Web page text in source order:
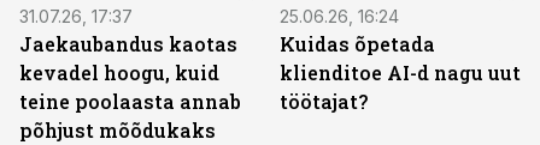
31.07.26, 17:37
Jaekaubandus kaotas
kevadel hoogu, kuid
teine poolaasta annab
põhjust mõõdukaks
25.06.26, 16:24
Kuidas õpetada
klienditoe AI-d nagu uut
töötajat?